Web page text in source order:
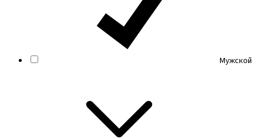
Мужской